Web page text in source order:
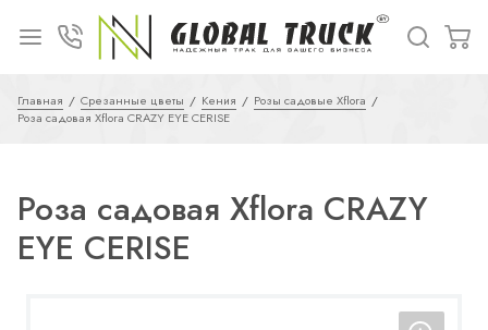
Главная Срезанные цветы Кения
Розы садовые Xflora
Роза садовая Xflora CRAZY EYE CERISE
Роза садовая Xflora CRAZY
EYE CERISE